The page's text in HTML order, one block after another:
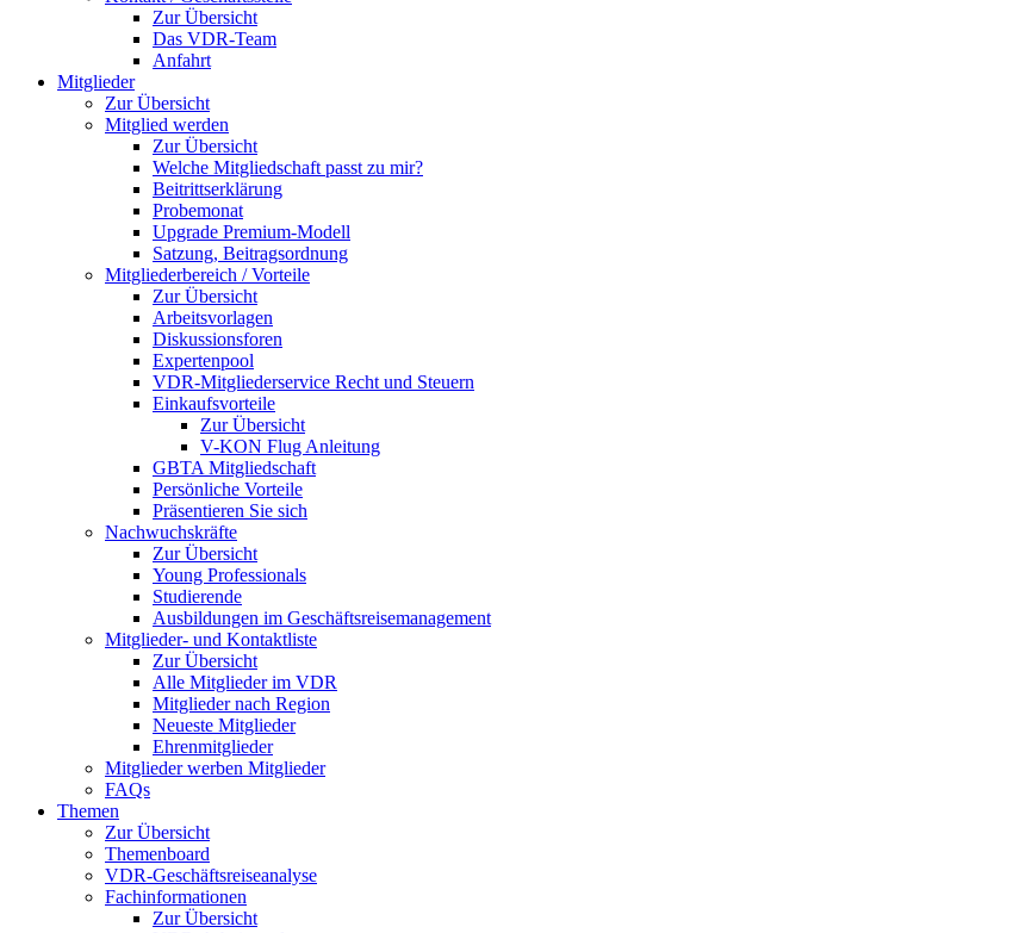
Zur Übersicht
Das VDR-Team
Anfahrt
Mitglieder
Zur Übersicht
Mitglied werden
Zur Übersicht
Welche Mitgliedschaft passt zu mir?
Beitrittserklärung
Probemonat
Upgrade Premium-Modell
Satzung, Beitragsordnung
Mitgliederbereich / Vorteile
Zur Übersicht
Arbeitsvorlagen
Diskussionsforen
Expertenpool
VDR-Mitgliederservice Recht und Steuern
Einkaufsvorteile
Zur Übersicht
V-KON Flug Anleitung
GBTA Mitgliedschaft
Persönliche Vorteile
Präsentieren Sie sich
Nachwuchskräfte
Zur Übersicht
Young Professionals
Studierende
Ausbildungen im Geschäftsreisemanagement
Mitglieder- und Kontaktliste
Zur Übersicht
Alle Mitglieder im VDR
Mitglieder nach Region
Neueste Mitglieder
Ehrenmitglieder
Mitglieder werben Mitglieder
FAQs
Themen
Zur Übersicht
Themenboard
VDR-Geschäftsreiseanalyse
Fachinformationen
Zur Übersicht